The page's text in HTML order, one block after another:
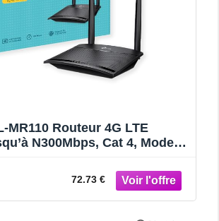
MR110 Routeur 4G LTE
N300Mbps, Cat 4, Modem
Carte SIM de Tout
Jusqu’à 32 appareils
72.73 €